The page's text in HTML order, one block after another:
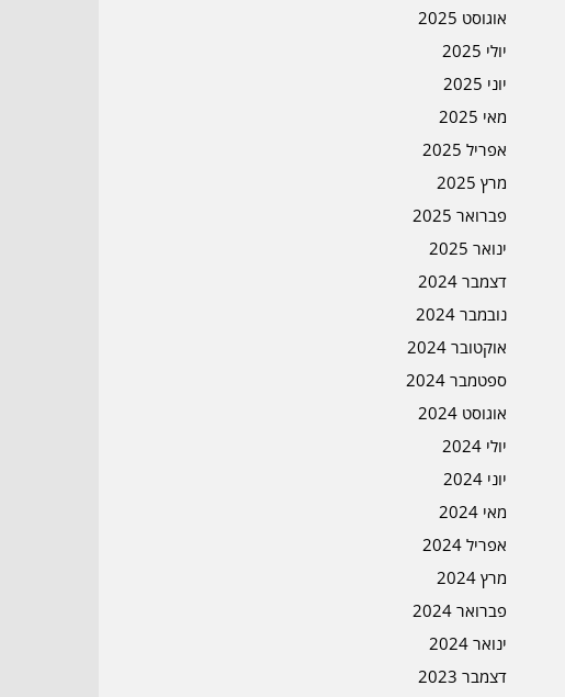
אוגוסט 2025
יולי 2025
יוני 2025
מאי 2025
אפריל 2025
מרץ 2025
פברואר 2025
ינואר 2025
דצמבר 2024
נובמבר 2024
אוקטובר 2024
ספטמבר 2024
אוגוסט 2024
יולי 2024
יוני 2024
מאי 2024
אפריל 2024
מרץ 2024
פברואר 2024
ינואר 2024
דצמבר 2023